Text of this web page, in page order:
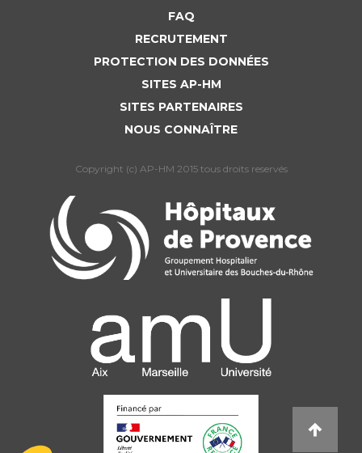
FAQ
RECRUTEMENT
PROTECTION DES DONNÉES
SITES AP-HM
SITES PARTENAIRES
NOUS CONNAÎTRE
Copyright (c) AP-HM 2015 tous droits reservés
L’Assistance publique Hôpitaux de Marseille
l’audience du site. Nous conservons votre choix pendant 6 mois. Vous
pouvez changer d’avis à tout moment via notre icône disponible en
bas à gauche de toutes les pages du site internet. Pour en savoir plus
sur la gestion, consulter notre Politique de protection de données. Ce
Lire la politique de confidentialité
Consentements certifiés par